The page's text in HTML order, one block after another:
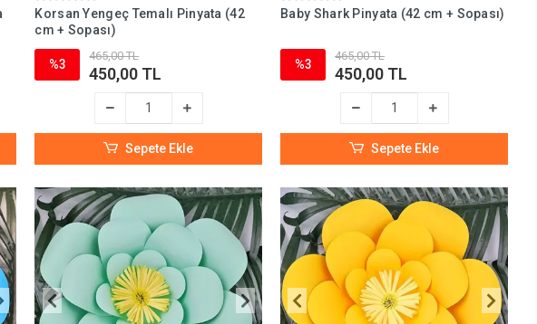
Korsan Yengeç Temalı Pinyata (42
cm + Sopası)
%3
465,00 TL
450,00 TL
Sepete Ekle
Baby Shark Pinyata (42 cm + Sopası)
%3
465,00 TL
450,00 TL
Sepete Ekle